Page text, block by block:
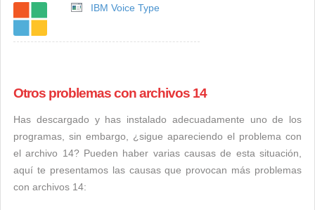
IBM Voice Type
Otros problemas con archivos 14
Has descargado y has instalado adecuadamente uno de los
programas, sin embargo, ¿sigue apareciendo el problema con
el archivo 14? Pueden haber varias causas de esta situación,
aquí te presentamos las causas que provocan más problemas
con archivos 14: